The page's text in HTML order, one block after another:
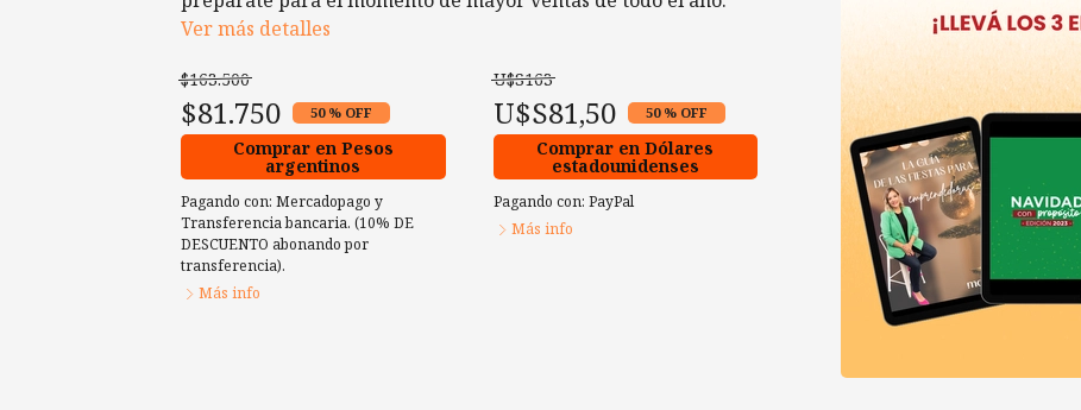
Ver más detalles
$163.500
$81.750 50 % OFF
Comprar en Pesos
argentinos
Pagando con:Mercadopago y
Transferencia bancaria. (10% DE
DESCUENTO abonando por
transferencia).
Más info
U$S163
U$S81,50 50 % OFF
Comprar en Dólares
estadounidenses
Pagando con: PayPal
Más info